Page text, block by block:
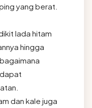
yang berat.
lada hitam
hingga
dan kale juga